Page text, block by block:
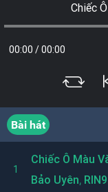
Chiếc
00:00 /00:00
Bài hát
1
Chiếc Ô Màu
Bảo Uyên, RIN9